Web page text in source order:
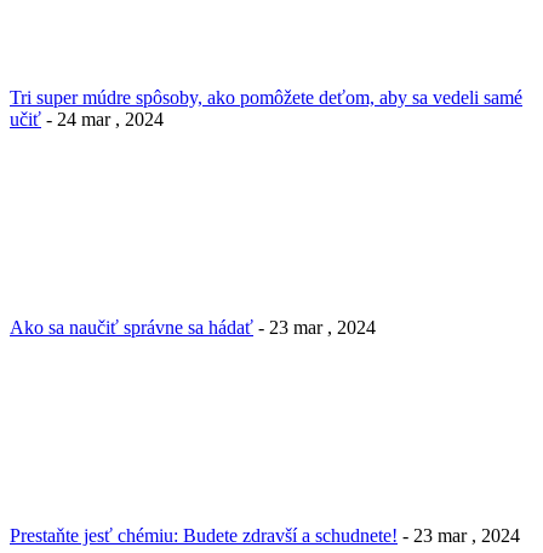
Tri super múdre spôsoby, ako pomôžete deťom, aby sa vedeli samé
učiť - 24 mar , 2024
Ako sa naučiť správne sa hádať - 23 mar , 2024
Prestaňte jesť chémiu: Budete zdravší a schudnete! - 23 mar , 2024